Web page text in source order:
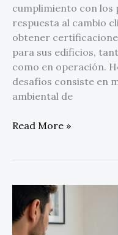
cumplimiento con los
respuesta al cambio
obtener
para sus edificios,
como en operación.
desafíos consiste en
ambiental de
Read More »
Management
y